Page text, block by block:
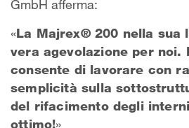
GmbH afferma:
«La Majrex® 200 nella sua
vera agevolazione per noi.
consente di lavorare con
semplicità sulla
del rifacimento degli
ottimo!»